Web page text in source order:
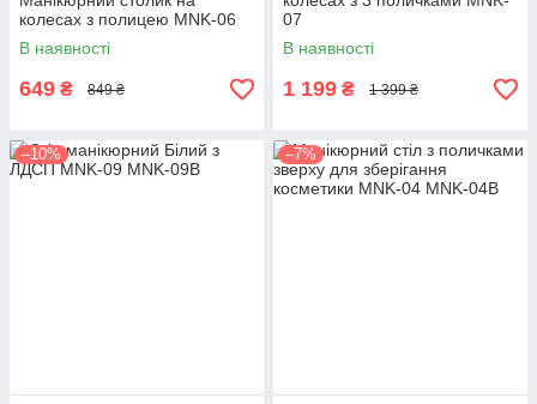
колесах з полицею MNK-06
В наявності
649 ₴ 849 ₴
07
В наявності
1 199 ₴ 1 399 ₴
–10% –7%